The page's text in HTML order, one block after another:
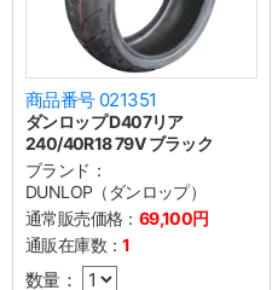
商品番号 021351
ダンロップ D407リア
240/40R18 79V ブラック
ブランド：
DUNLOP（ダンロップ）
通常販売価格： 69,100円
通販在庫数：1
数量：